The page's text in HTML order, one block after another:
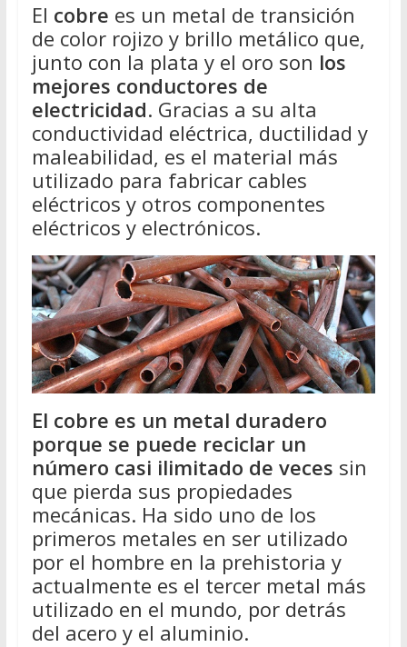
El cobre es un metal de transición
de color rojizo y brillo metálico que,
junto con la plata y el oro son los
mejores conductores de
electricidad. Gracias a su alta
conductividad eléctrica, ductilidad y
maleabilidad, es el material más
utilizado para fabricar cables
eléctricos y otros componentes
eléctricos y electrónicos.
El cobre es un metal duradero
porque se puede reciclar un
número casi ilimitado de veces sin
que pierda sus propiedades
mecánicas. Ha sido uno de los
primeros metales en ser utilizado
por el hombre en la prehistoria y
actualmente es el tercer metal más
utilizado en el mundo, por detrás
del acero y el aluminio.